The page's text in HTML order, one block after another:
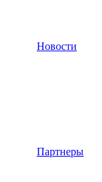
Новости
Партнеры